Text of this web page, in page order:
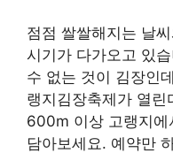
점점 쌀쌀해지는 날
시기가 다가오고 있
수 없는 것이 김장인
랭지김장축제가 열
600m 이상 고랭지에
담아보세요. 예약만